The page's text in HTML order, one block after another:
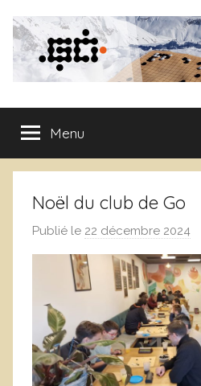
contenu
Club
de
Go
de
Grenoble
Menu
Noël du club de Go
Publié le 22 décembre 2024
a
r
W
a
r